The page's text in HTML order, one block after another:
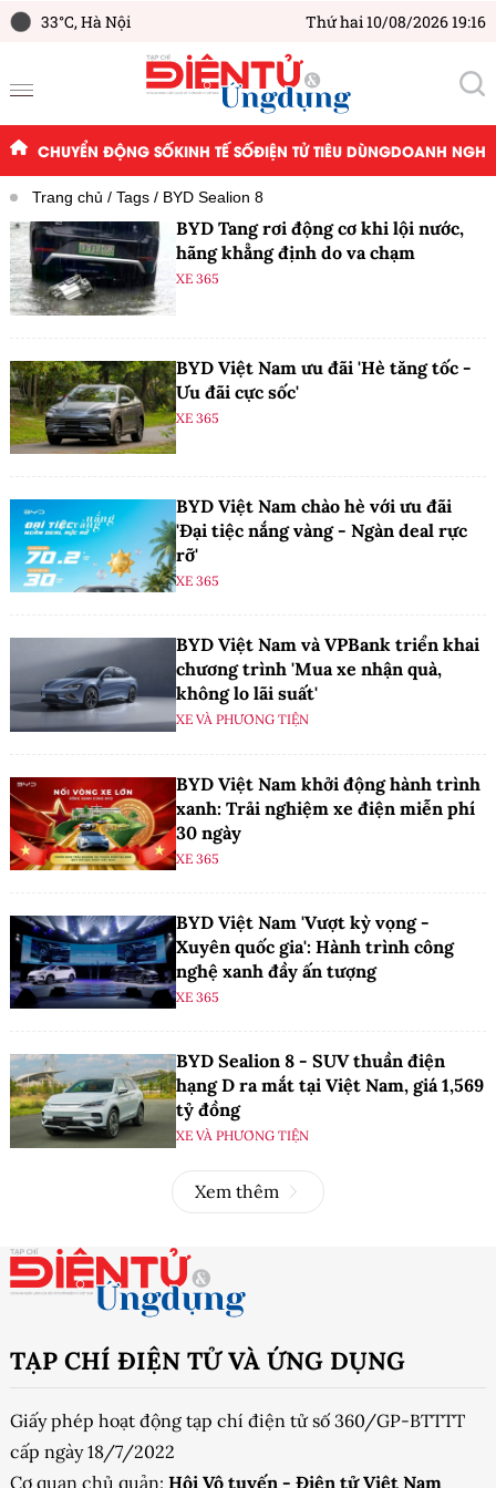
33°C,Hà Nội Thứ hai 10/08/2026 19:16
CHUYỂN ĐỘNG SỐKINH TẾ SỐĐIỆN TỬ TIÊU DÙNGDOANH
Trang chủ Tags BYD Sealion 8
BYD Tang rơi động cơ khi lội nước,
hãng khẳng định do va chạm
XE 365
BYD Việt Nam ưu đãi 'Hè tăng tốc -
Ưu đãi cực sốc'
XE 365
BYD Việt Nam chào hè với ưu đãi
'Đại tiệc nắng vàng - Ngàn deal rực
rỡ'
XE 365
BYD Việt Nam và VPBank triển khai
chương trình 'Mua xe nhận quà,
không lo lãi suất'
XE VÀ PHƯƠNG TIỆN
BYD Việt Nam khởi động hành trình
xanh: Trải nghiệm xe điện miễn phí
30 ngày
XE 365
BYD Việt Nam 'Vượt kỳ vọng -
Xuyên quốc gia': Hành trình công
nghệ xanh đầy ấn tượng
XE 365
BYD Sealion 8 - SUV thuần điện
hạng D ra mắt tại Việt Nam, giá 1,569
tỷ đồng
XE VÀ PHƯƠNG TIỆN
Xem thêm
TẠP CHÍ ĐIỆN TỬ VÀ ỨNG DỤNG
Giấy phép hoạt động tạp chí điện tử số 360/GP-BTTTT
cấp ngày 18/7/2022
Cơ quan chủ quản: Hội Vô tuyến - Điện tử Việt Nam